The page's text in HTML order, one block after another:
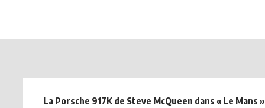
La Porsche 917K de Steve McQueen dans « Le Mans